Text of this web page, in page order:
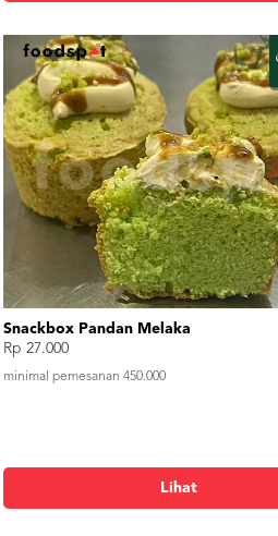
Snackbox Pandan Melaka
Rp 27.000
minimal pemesanan 450.000
Lihat